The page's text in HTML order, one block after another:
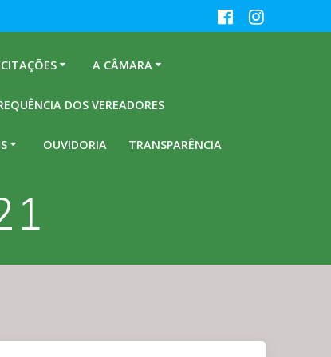
A CÂMARA
DOS VEREADORES
OUVIDORIA TRANSPARÊNCIA